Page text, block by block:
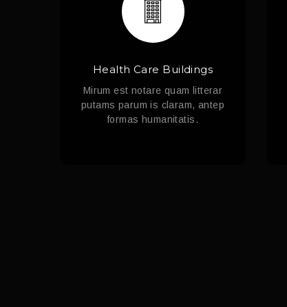
Health Care Buildings
Mirum est notare quam litterar
putams parum is claram, antep
formas humanitatis.